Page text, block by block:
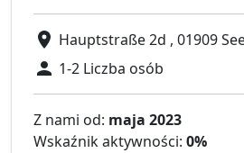
Hauptstraße 2d , 01909
1-2 Liczba osób
Z nami od: maja 2023
Wskaźnik aktywności: 0%